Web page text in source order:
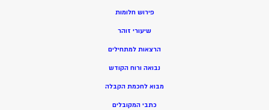
פירוש חלומות
שיעורי זוהר
הרצאות למתחילים
נבואה ורוח הקודש
מבוא לחכמת הקבלה
כתבי המקובלים